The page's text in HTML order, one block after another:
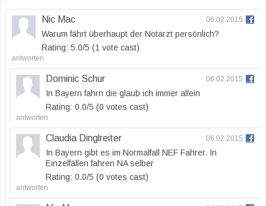
Nic Mac 06.02.2015
Warum fährt überhaupt der Notarzt persönlich?
Rating: 5.0/5 (1 vote cast)
antworten
Dominic Schur 06.02.2015
In Bayern fahrn die glaub ich immer allein
Rating: 0.0/5 (0 votes cast)
antworten
Claudia Dinglreiter 06.02.2015
In Bayern gibt es im Normalfall NEF Fahrer. In
Einzelfällen fahren NA selber
Rating: 0.0/5 (0 votes cast)
antworten